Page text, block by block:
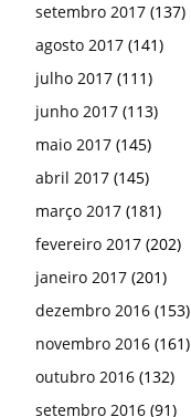
setembro 2017 (137)
agosto 2017 (141)
julho 2017 (111)
junho 2017 (113)
maio 2017 (145)
abril 2017 (145)
março 2017 (181)
fevereiro 2017 (202)
janeiro 2017 (201)
dezembro 2016 (153)
novembro 2016 (161)
outubro 2016 (132)
setembro 2016 (91)